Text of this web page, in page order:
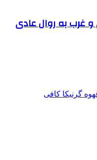
غرب به روال عادی
گرنیکا کافی